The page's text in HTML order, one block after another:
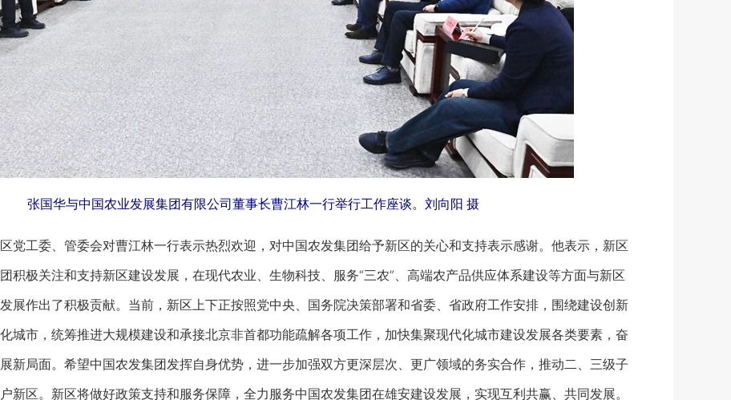
张国华与中国农业发展集团有限公司董事长曹江林一行举行工作座谈。刘向阳 摄
工委、管委会对曹江林一行表示热烈欢迎，对中国农发集团给予新区的关心和支持表示感谢。他表示，新区
积极关注和支持新区建设发展，在现代农业、生物科技、服务“三农”、高端农产品供应体系建设等方面与新区
展作出了积极贡献。当前，新区上下正按照党中央、国务院决策部署和省委、省政府工作安排，围绕建设创新
城市，统筹推进大规模建设和承接北京非首都功能疏解各项工作，加快集聚现代化城市建设发展各类要素，奋
新局面。希望中国农发集团发挥自身优势，进一步加强双方更深层次、更广领域的务实合作，推动二、三级子
新区。新区将做好政策支持和服务保障，全力服务中国农发集团在雄安建设发展，实现互利共赢、共同发展。